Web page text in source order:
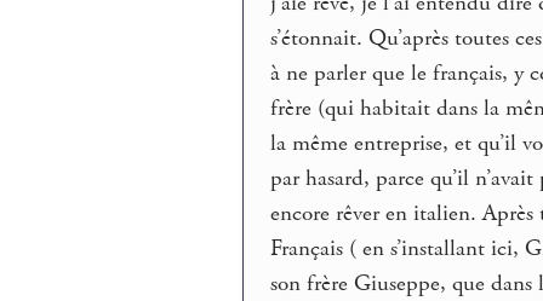
s’étonnait. Qu’après toutes
à ne parler que le français, y
frère (qui habitait dans la
la même entreprise, et qu’il
par hasard, parce qu’il
encore rêver en italien.
Français ( en s’installant ici,
son frère Giuseppe, que